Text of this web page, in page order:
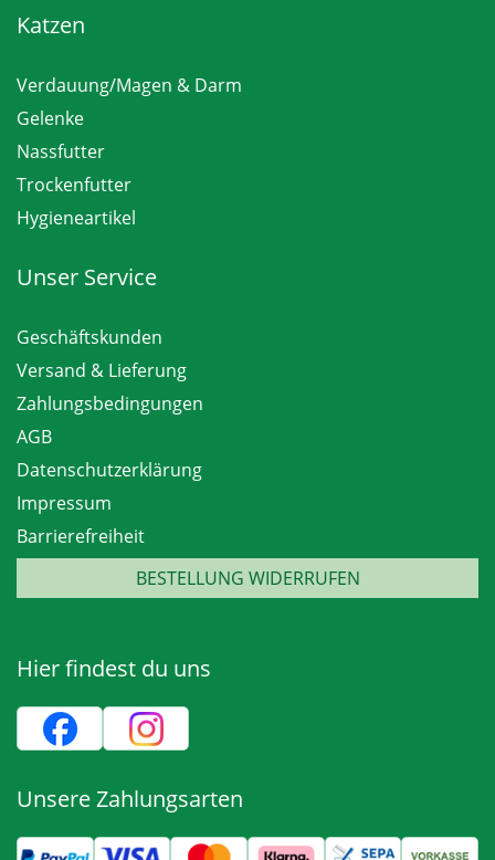
Katzen
Verdauung/Magen & Darm
Gelenke
Nassfutter
Trockenfutter
Hygieneartikel
Unser Service
Geschäftskunden
Versand & Lieferung
Zahlungsbedingungen
AGB
Datenschutzerklärung
Impressum
Barrierefreiheit
BESTELLUNG WIDERRUFEN
Hier findest du uns
Unsere Zahlungsarten